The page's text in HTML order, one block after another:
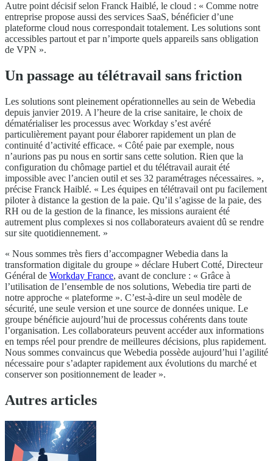
Autre point décisif selon Franck Haiblé, le cloud : « Comme notre
entreprise propose aussi des services SaaS, bénéficier d’une
plateforme cloud nous correspondait totalement. Les solutions sont
accessibles partout et par n’importe quels appareils sans obligation
de VPN ».
Un passage au télétravail sans friction
Les solutions sont pleinement opérationnelles au sein de Webedia
depuis janvier 2019. A l’heure de la crise sanitaire, le choix de
dématérialiser les processus avec Workday s’est avéré
particulièrement payant pour élaborer rapidement un plan de
continuité d’activité efficace. « Côté paie par exemple, nous
n’aurions pas pu nous en sortir sans cette solution. Rien que la
configuration du chômage partiel et du télétravail aurait été
impossible avec l’ancien outil et ses 32 paramétrages nécessaires. »,
précise Franck Haiblé. « Les équipes en télétravail ont pu facilement
piloter à distance la gestion de la paie. Qu’il s’agisse de la paie, des
RH ou de la gestion de la finance, les missions auraient été
autrement plus complexes si nos collaborateurs avaient dû se rendre
sur site quotidiennement. »
« Nous sommes très fiers d’accompagner Webedia dans la
transformation digitale du groupe » déclare Hubert Cotté, Directeur
Général de Workday France, avant de conclure : « Grâce à
l’utilisation de l’ensemble de nos solutions, Webedia tire parti de
notre approche « plateforme ». C’est-à-dire un seul modèle de
sécurité, une seule version et une source de données unique. Le
groupe bénéficie aujourd’hui de processus cohérents dans toute
l’organisation. Les collaborateurs peuvent accéder aux informations
en temps réel pour prendre de meilleures décisions, plus rapidement.
Nous sommes convaincus que Webedia possède aujourd’hui l’agilité
nécessaire pour s’adapter rapidement aux évolutions du marché et
conserver son positionnement de leader ».
Autres articles